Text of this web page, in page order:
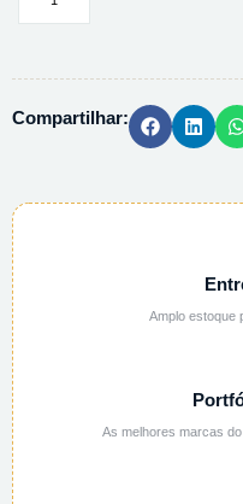
99%
500G
quantidade
Compartilhar:
Amplo estoque
As melhores marcas